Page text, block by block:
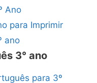
Ano
para Imprimir
ano
3° ano
para 3º